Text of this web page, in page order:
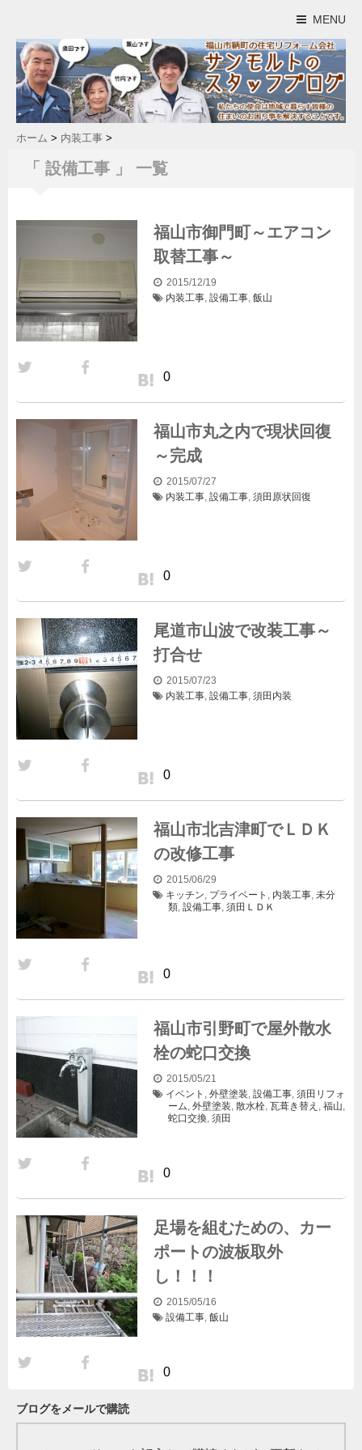
MENU
ホーム > 内装工事 >
「 設備工事 」 一覧
福山市御門町～エアコン
取替工事～
2015/12/19
内装工事, 設備工事, 飯山
0
福山市丸之内で現状回復
～完成
2015/07/27
内装工事, 設備工事, 須田 原状回復
0
尾道市山波で改装工事～
打合せ
2015/07/23
内装工事, 設備工事, 須田 内装
0
福山市北吉津町でＬＤＫ
の改修工事
2015/06/29
キッチン, プライベート , 内装工事, 未分
類, 設備工事, 須田 ＬＤＫ
0
福山市引野町で屋外散水
栓の蛇口交換
2015/05/21
イベント , 外壁塗装, 設備工事, 須田 リフォ
ーム, 外壁塗装, 散水栓, 瓦葺き替え , 福山,
蛇口交換, 須田
0
足場を組むための、カー
ポートの波板取外
し！！！
2015/05/16
設備工事, 飯山
0
ブログをメールで購読